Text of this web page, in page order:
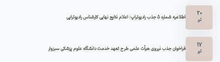
20
تیر اطلاعیه شماره 5 جذب رادیوتراپ: اعلام نتایج نهایی کارشناس رادیوتراپی
17
تیر فراخوان جذب نیروی هیأت علمی طرح تعهد خدمت دانشگاه علوم پزشکی سبزوار